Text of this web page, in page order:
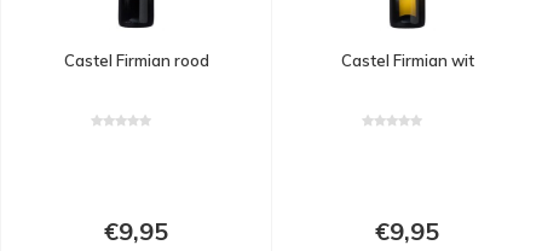
Castel Firmian rood
€9,95
Castel Firmian wit
€9,95